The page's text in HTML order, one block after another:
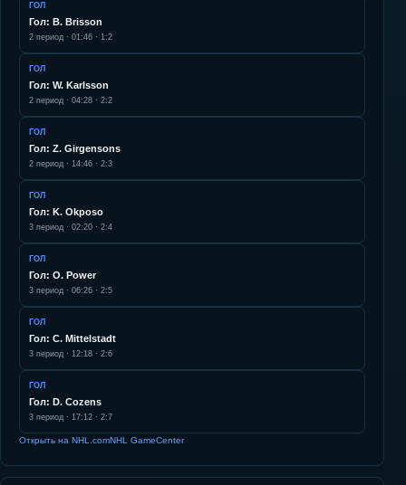
ГОЛ
Гол: B. Brisson
2 период · 01:46 · 1:2
ГОЛ
Гол: W. Karlsson
2 период · 04:28 · 2:2
ГОЛ
Гол: Z. Girgensons
2 период · 14:46 · 2:3
ГОЛ
Гол: K. Okposo
3 период · 02:20 · 2:4
ГОЛ
Гол: O. Power
3 период · 06:26 · 2:5
ГОЛ
Гол: C. Mittelstadt
3 период · 12:18 · 2:6
ГОЛ
Гол: D. Cozens
3 период · 17:12 · 2:7
Открыть на NHL.comNHL GameCenter